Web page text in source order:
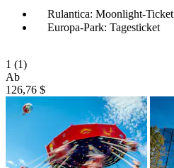
Rulantica: Moonlight-Ticket
Europa-Park: Tagesticket
1 (1)
Ab
126,76 $